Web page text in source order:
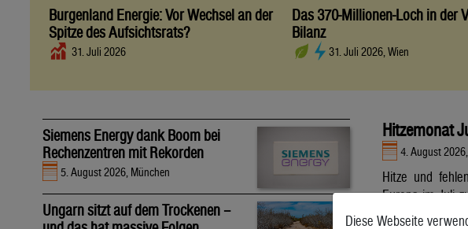
Burgenland Energie: Vor Wechsel an der
Spitze des Aufsichtsrats?
31. Juli 2026
Das 370-Millionen-Loch in der
Bilanz
31. Juli 2026, Wien
Siemens Energy dank Boom bei
Rechenzentren mit Rekorden
5. August 2026, München
Ungarn sitzt auf dem Trockenen –
Hitzemonat
4. August
Hitze und
Europa im Juli
aus Wasser-
Diese Webseite